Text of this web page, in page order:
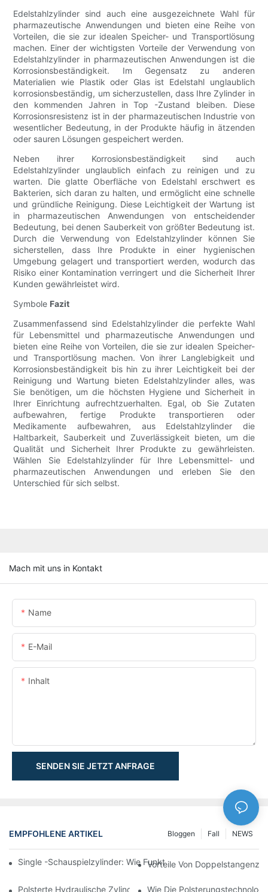
Edelstahlzylinder sind auch eine ausgezeichnete Wahl für
pharmazeutische Anwendungen und bieten eine Reihe von
Vorteilen, die sie zur idealen Speicher- und Transportlösung
machen. Einer der wichtigsten Vorteile der Verwendung von
Edelstahlzylinder in pharmazeutischen Anwendungen ist die
Korrosionsbeständigkeit. Im Gegensatz zu anderen
Materialien wie Plastik oder Glas ist Edelstahl unglaublich
korrosionsbeständig, um sicherzustellen, dass Ihre Zylinder in
den kommenden Jahren in Top -Zustand bleiben. Diese
Korrosionsresistenz ist in der pharmazeutischen Industrie von
wesentlicher Bedeutung, in der Produkte häufig in ätzenden
oder sauren Lösungen gespeichert werden.
Neben ihrer Korrosionsbeständigkeit sind auch
Edelstahlzylinder unglaublich einfach zu reinigen und zu
warten. Die glatte Oberfläche von Edelstahl erschwert es
Bakterien, sich daran zu halten, und ermöglicht eine schnelle
und gründliche Reinigung. Diese Leichtigkeit der Wartung ist
in pharmazeutischen Anwendungen von entscheidender
Bedeutung, bei denen Sauberkeit von größter Bedeutung ist.
Durch die Verwendung von Edelstahlzylinder können Sie
sicherstellen, dass Ihre Produkte in einer hygienischen
Umgebung gelagert und transportiert werden, wodurch das
Risiko einer Kontamination verringert und die Sicherheit Ihrer
Kunden gewährleistet wird.
Symbole Fazit
Zusammenfassend sind Edelstahlzylinder die perfekte Wahl
für Lebensmittel und pharmazeutische Anwendungen und
bieten eine Reihe von Vorteilen, die sie zur idealen Speicher-
und Transportlösung machen. Von ihrer Langlebigkeit und
Korrosionsbeständigkeit bis hin zu ihrer Leichtigkeit bei der
Reinigung und Wartung bieten Edelstahlzylinder alles, was
Sie benötigen, um die höchsten Hygiene und Sicherheit in
Ihrer Einrichtung aufrechtzuerhalten. Egal, ob Sie Zutaten
aufbewahren, fertige Produkte transportieren oder
Medikamente aufbewahren, aus Edelstahlzylinder die
Haltbarkeit, Sauberkeit und Zuverlässigkeit bieten, um die
Qualität und Sicherheit Ihrer Produkte zu gewährleisten.
Wählen Sie Edelstahlzylinder für Ihre Lebensmittel- und
pharmazeutischen Anwendungen und erleben Sie den
Unterschied für sich selbst.
Mach mit uns in Kontakt
Name
E-Mail
Inhalt
SENDEN SIE JETZT ANFRAGE
EMPFOHLENE ARTIKEL NEWS
Fall
Bloggen
Single -Schauspielzylinder: Wie Funktioniert Es & Gemeinsame
Vorteile Von
Polsterte Hydraulische Zylinder: Verringerung Der Auswirkung
Wie Die